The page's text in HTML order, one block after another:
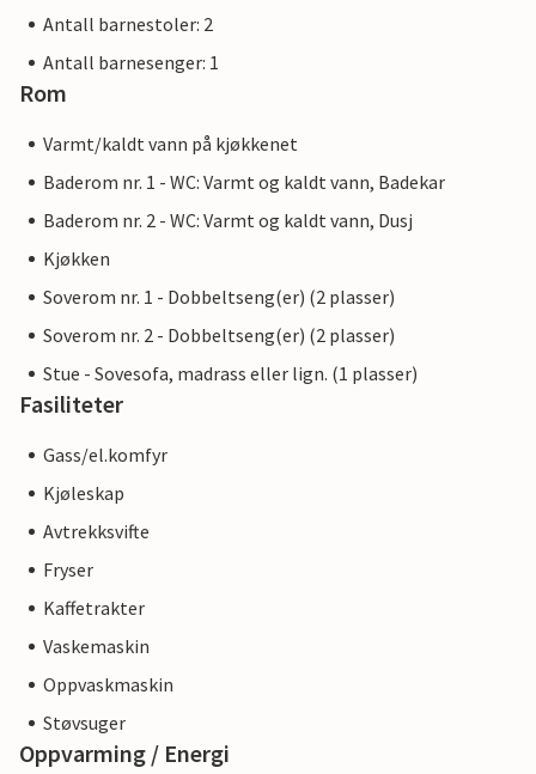
Antall barnestoler: 2
Antall barnesenger: 1
Rom
Varmt/kaldt vann på kjøkkenet
Baderom nr. 1 - WC: Varmt og kaldt vann, Badekar
Baderom nr. 2 - WC: Varmt og kaldt vann, Dusj
Kjøkken
Soverom nr. 1 - Dobbeltseng(er) (2 plasser)
Soverom nr. 2 - Dobbeltseng(er) (2 plasser)
Stue - Sovesofa, madrass eller lign. (1 plasser)
Fasiliteter
Gass/el.komfyr
Kjøleskap
Avtrekksvifte
Fryser
Kaffetrakter
Vaskemaskin
Oppvaskmaskin
Støvsuger
Oppvarming / Energi